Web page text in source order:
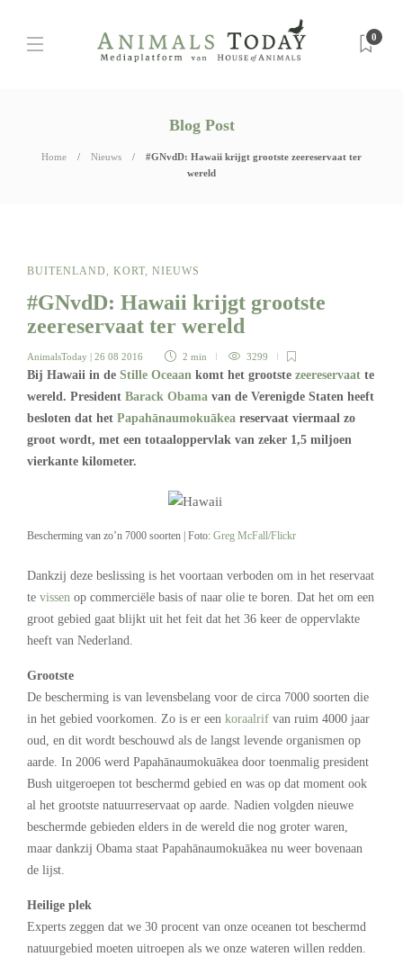
0
Blog Post
Home Nieuws
#GNvdD: Hawaii krijgt grootste zeereservaat ter
wereld
BUITENLAND, KORT, NIEUWS
#GNvdD: Hawaii krijgt grootste
zeereservaat ter wereld
AnimalsToday | 26 08 2016 2 min 3299
Bij Hawaii in de Stille Oceaan komt het grootste zeereservaat te
wereld. President Barack Obama van de Verenigde Staten heeft
besloten dat het Papahānaumokuākea reservaat viermaal zo
groot wordt, met een totaaloppervlak van zeker 1,5 miljoen
vierkante kilometer.
Bescherming van zo’n 7000 soorten | Foto: Greg McFall/Flickr
Dankzij deze beslissing is het voortaan verboden om in het reservaat
te vissen op commerciële basis of naar olie te boren. Dat het om een
groot gebied gaat blijkt uit het feit dat het 36 keer de oppervlakte
heeft van Nederland.
Grootste
De bescherming is van levensbelang voor de circa 7000 soorten die
in het gebied voorkomen. Zo is er een koraalrif van ruim 4000 jaar
oud, en dit wordt beschouwd als de langst levende organismen op
aarde. In 2006 werd Papahānaumokuākea door toenmalig president
Bush uitgeroepen tot beschermd gebied en was op dat moment ook
al het grootste natuurreservaat op aarde. Nadien volgden nieuwe
beschermde gebieden elders in de wereld die nog groter waren,
maar dankzij Obama staat Papahānaumokuākea nu weer bovenaan
de lijst.
Heilige plek
Experts zeggen dat we 30 procent van onze oceanen tot beschermd
natuurgebied moeten uitroepen als we onze wateren willen redden.